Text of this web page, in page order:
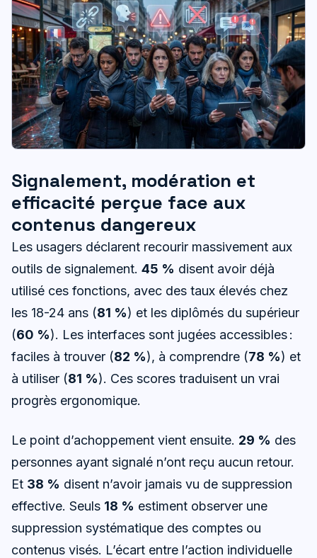
Signalement, modération et
efficacité perçue face aux
contenus dangereux
Les usagers déclarent recourir massivement aux
outils de signalement. 45 % disent avoir déjà
utilisé ces fonctions, avec des taux élevés chez
les 18-24 ans (81 %) et les diplômés du supérieur
(60 %). Les interfaces sont jugées accessibles :
faciles à trouver (82 %), à comprendre (78 %) et
à utiliser (81 %). Ces scores traduisent un vrai
progrès ergonomique.
Le point d’achoppement vient ensuite. 29 % des
personnes ayant signalé n’ont reçu aucun retour.
Et 38 % disent n’avoir jamais vu de suppression
effective. Seuls 18 % estiment observer une
suppression systématique des comptes ou
contenus visés. L’écart entre l’action individuelle